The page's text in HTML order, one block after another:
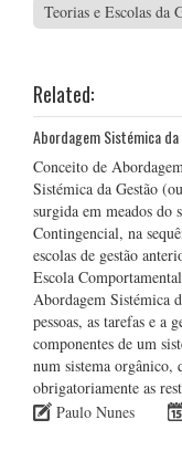
Teorias e Escolas da
Related:
Abordagem Sistémica
Conceito de
Sistémica da Gestão
surgida em meados
Contingencial, na
escolas de gestão
Escola
Abordagem Sistémica
pessoas, as tarefas e a
componentes de um
num sistema orgânico,
obrigatoriamente as
Paulo Nunes